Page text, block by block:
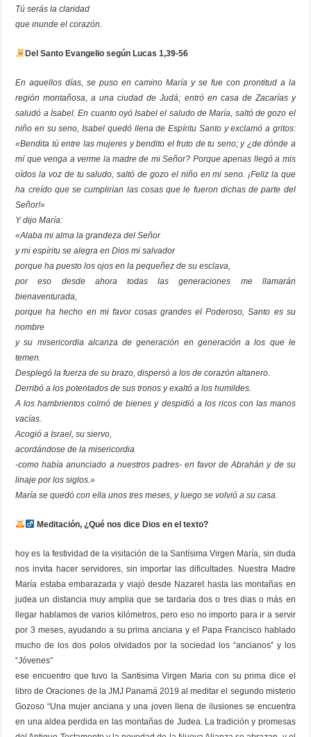
Tú serás la claridad
que inunde el corazón.
Del Santo Evangelio según Lucas 1,39-56
En aquellos días, se puso en camino María y se fue con prontitud a la
región montañosa, a una ciudad de Judá; entró en casa de Zacarías y
saludó a Isabel. En cuanto oyó Isabel el saludo de María, saltó de gozo el
niño en su seno, Isabel quedó llena de Espíritu Santo y exclamó a gritos:
«Bendita tú entre las mujeres y bendito el fruto de tu seno; y ¿de dónde a
mí que venga a verme la madre de mi Señor? Porque apenas llegó a mis
oídos la voz de tu saludo, saltó de gozo el niño en mi seno. ¡Feliz la que
ha creído que se cumplirían las cosas que le fueron dichas de parte del
Señor!»
Y dijo María:
«Alaba mi alma la grandeza del Señor
y mi espíritu se alegra en Dios mi salvador
porque ha puesto los ojos en la pequeñez de su esclava,
por eso desde ahora todas las generaciones me llamarán
bienaventurada,
porque ha hecho en mi favor cosas grandes el Poderoso, Santo es su
nombre
y su misericordia alcanza de generación en generación a los que le
temen.
Desplegó la fuerza de su brazo, dispersó a los de corazón altanero.
Derribó a los potentados de sus tronos y exaltó a los humildes.
A los hambrientos colmó de bienes y despidió a los ricos con las manos
vacías.
Acogió a Israel, su siervo,
acordándose de la misericordia
-como había anunciado a nuestros padres- en favor de Abrahán y de su
linaje por los siglos.»
María se quedó con ella unos tres meses, y luego se volvió a su casa.
Meditación, ¿Qué nos dice Dios en el texto?
hoy es la festividad de la visitación de la Santísima Virgen María, sin duda
nos invita hacer servidores, sin importar las dificultades. Nuestra Madre
María estaba embarazada y viajó desde Nazaret hasta las montañas en
judea un distancia muy amplia que se tardaría dos o tres dias o más en
llegar hablamos de varios kilómetros, pero eso no importo para ir a servir
por 3 meses, ayudando a su prima anciana y el Papa Francisco hablado
mucho de los dos polos olvidados por la sociedad los “ancianos” y los
“Jóvenes”
ese encuentro que tuvo la Santisima Virgen Maria con su prima dice el
libro de Oraciones de la JMJ Panamá 2019 al meditar el segundo misterio
Gozoso “Una mujer anciana y una joven llena de ilusiones se encuentra
en una aldea perdida en las montañas de Judea. La tradición y promesas